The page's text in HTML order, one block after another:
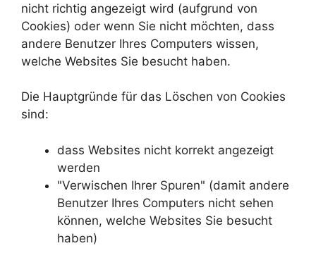
nicht richtig angezeigt wird (aufgrund von
Cookies) oder wenn Sie nicht möchten, dass
andere Benutzer Ihres Computers wissen,
welche Websites Sie besucht haben.
Die Hauptgründe für das Löschen von Cookies
sind:
dass Websites nicht korrekt angezeigt
werden
"Verwischen Ihrer Spuren" (damit andere
Benutzer Ihres Computers nicht sehen
können, welche Websites Sie besucht
haben)